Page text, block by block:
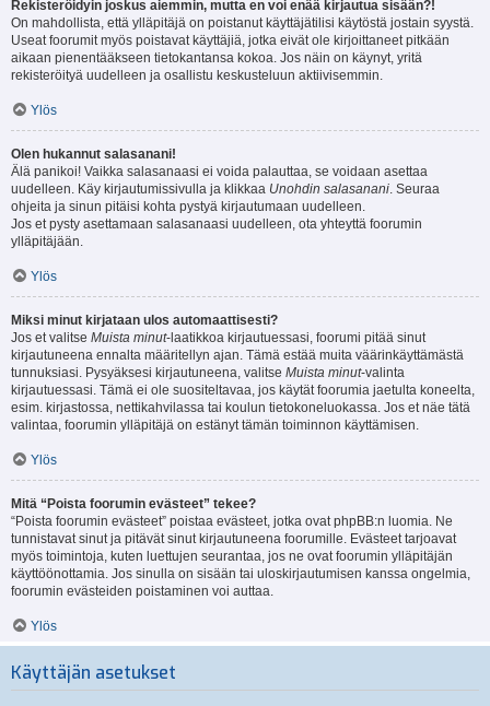
Rekisteröidyin joskus aiemmin, mutta en voi enää kirjautua sisään?!
On mahdollista, että ylläpitäjä on poistanut käyttäjätilisi käytöstä jostain syystä.
Useat foorumit myös poistavat käyttäjiä, jotka eivät ole kirjoittaneet pitkään
aikaan pienentääkseen tietokantansa kokoa. Jos näin on käynyt, yritä
rekisteröityä uudelleen ja osallistu keskusteluun aktiivisemmin.
Ylös
Olen hukannut salasanani!
Älä panikoi! Vaikka salasanaasi ei voida palauttaa, se voidaan asettaa
uudelleen. Käy kirjautumissivulla ja klikkaa Unohdin salasanani. Seuraa
ohjeita ja sinun pitäisi kohta pystyä kirjautumaan uudelleen.
Jos et pysty asettamaan salasanaasi uudelleen, ota yhteyttä foorumin
ylläpitäjään.
Ylös
Miksi minut kirjataan ulos automaattisesti?
Jos et valitse Muista minut-laatikkoa kirjautuessasi, foorumi pitää sinut
kirjautuneena ennalta määritellyn ajan. Tämä estää muita väärinkäyttämästä
tunnuksiasi. Pysyäksesi kirjautuneena, valitse Muista minut-valinta
kirjautuessasi. Tämä ei ole suositeltavaa, jos käytät foorumia jaetulta koneelta,
esim. kirjastossa, nettikahvilassa tai koulun tietokoneluokassa. Jos et näe tätä
valintaa, foorumin ylläpitäjä on estänyt tämän toiminnon käyttämisen.
Ylös
Mitä “Poista foorumin evästeet” tekee?
“Poista foorumin evästeet” poistaa evästeet, jotka ovat phpBB:n luomia. Ne
tunnistavat sinut ja pitävät sinut kirjautuneena foorumille. Evästeet tarjoavat
myös toimintoja, kuten luettujen seurantaa, jos ne ovat foorumin ylläpitäjän
käyttöönottamia. Jos sinulla on sisään tai uloskirjautumisen kanssa ongelmia,
foorumin evästeiden poistaminen voi auttaa.
Ylös
Käyttäjän asetukset